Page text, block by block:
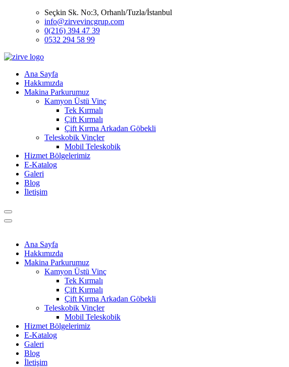
Seçkin Sk. No:3, Orhanlı/Tuzla/İstanbul
info@zirvevincgrup.com
0(216) 394 47 39
0532 294 58 99
Ana Sayfa
Hakkımızda
Makina Parkurumuz
Kamyon Üstü Vinç
Tek Kırmalı
Çift Kırmalı
Çift Kırma Arkadan Göbekli
Teleskobik Vinçler
Mobil Teleskobik
Hizmet Bölgelerimiz
E-Katalog
Galeri
Blog
İletişim
Ana Sayfa
Hakkımızda
Makina Parkurumuz
Kamyon Üstü Vinç
Tek Kırmalı
Çift Kırmalı
Çift Kırma Arkadan Göbekli
Teleskobik Vinçler
Mobil Teleskobik
Hizmet Bölgelerimiz
E-Katalog
Galeri
Blog
İletişim